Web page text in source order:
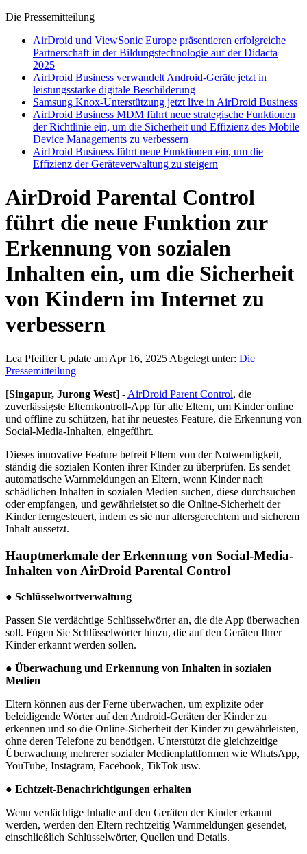
Die Pressemitteilung
AirDroid und ViewSonic Europe präsentieren erfolgreiche
Partnerschaft in der Bildungstechnologie auf der Didacta
2025
AirDroid Business verwandelt Android-Geräte jetzt in
leistungsstarke digitale Beschilderung
Samsung Knox-Unterstützung jetzt live in AirDroid Business
AirDroid Business MDM führt neue strategische Funktionen
der Richtlinie ein, um die Sicherheit und Effizienz des Mobile
Device Managements zu verbessern
AirDroid Business führt neue Funktionen ein, um die
Effizienz der Geräteverwaltung zu steigern
AirDroid Parental Control
führt die neue Funktion zur
Erkennung von sozialen
Inhalten ein, um die Sicherheit
von Kindern im Internet zu
verbessern
Lea PfeifferUpdate am Apr 16, 2025 Abgelegt unter: Die
Pressemitteilung
[Singapur, Jurong West] - AirDroid Parent Control, die
zuverlässigste Elternkontroll-App für alle Eltern, um Kinder online
und offline zu schützen, hat ihr neuestes Feature, die Erkennung von
Social-Media-Inhalten, eingeführt.
Dieses innovative Feature befreit Eltern von der Notwendigkeit,
ständig die sozialen Konten ihrer Kinder zu überprüfen. Es sendet
automatische Warnmeldungen an Eltern, wenn Kinder nach
schädlichen Inhalten in sozialen Medien suchen, diese durchsuchen
oder empfangen, und gewährleistet so die Online-Sicherheit der
Kinder ferngesteuert, indem es sie nur altersgerechtem und sicherem
Inhalt aussetzt.
Hauptmerkmale der Erkennung von Social-Media-
Inhalten von AirDroid Parental Control
● Schlüsselwortverwaltung
Passen Sie verdächtige Schlüsselwörter an, die die App überwachen
soll. Fügen Sie Schlüsselwörter hinzu, die auf den Geräten Ihrer
Kinder erkannt werden sollen.
● Überwachung und Erkennung von Inhalten in sozialen
Medien
Eltern können aus der Ferne überwachen, um explizite oder
beleidigende Wörter auf den Android-Geräten der Kinder zu
erkennen und so die Online-Sicherheit der Kinder zu gewährleisten,
ohne deren Telefone zu benötigen. Unterstützt die gleichzeitige
Überwachung mehrerer sozialer Medienplattformen wie WhatsApp,
YouTube, Instagram, Facebook, TikTok usw.
● Echtzeit-Benachrichtigungen erhalten
Wenn verdächtige Inhalte auf den Geräten der Kinder erkannt
werden, werden den Eltern rechtzeitig Warnmeldungen gesendet,
einschließlich Schlüsselwörter, Quellen und Details.